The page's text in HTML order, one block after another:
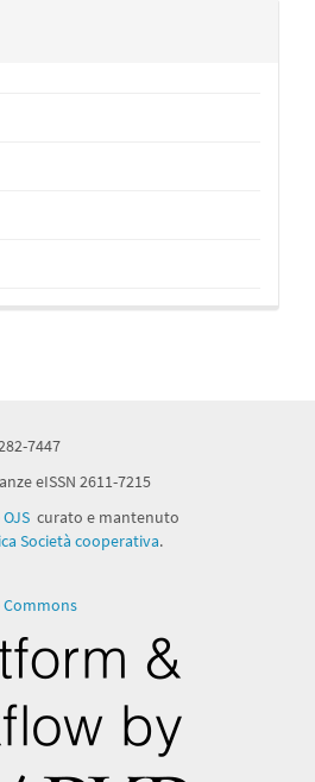
7447
eISSN 2611-7215
OJS curato e mantenuto
Società cooperativa.
Commons